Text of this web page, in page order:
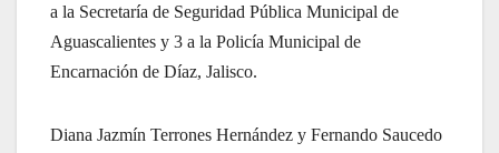
a la Secretaría de Seguridad Pública Municipal de
Aguascalientes y 3 a la Policía Municipal de
Encarnación de Díaz, Jalisco.
Diana Jazmín Terrones Hernández y Fernando Saucedo